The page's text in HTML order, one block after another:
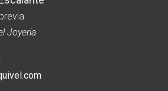
Joyeria